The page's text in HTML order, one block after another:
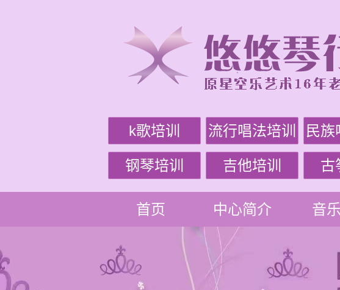
k歌培训 流行唱法培训 民族
钢琴培训 吉他培训 古
首页 中心简介 音